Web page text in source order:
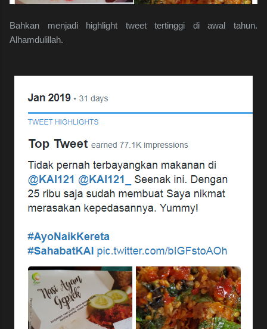
Bahkan menjadi highlight tweet tertinggi di awal tahun.
Alhamdulillah.